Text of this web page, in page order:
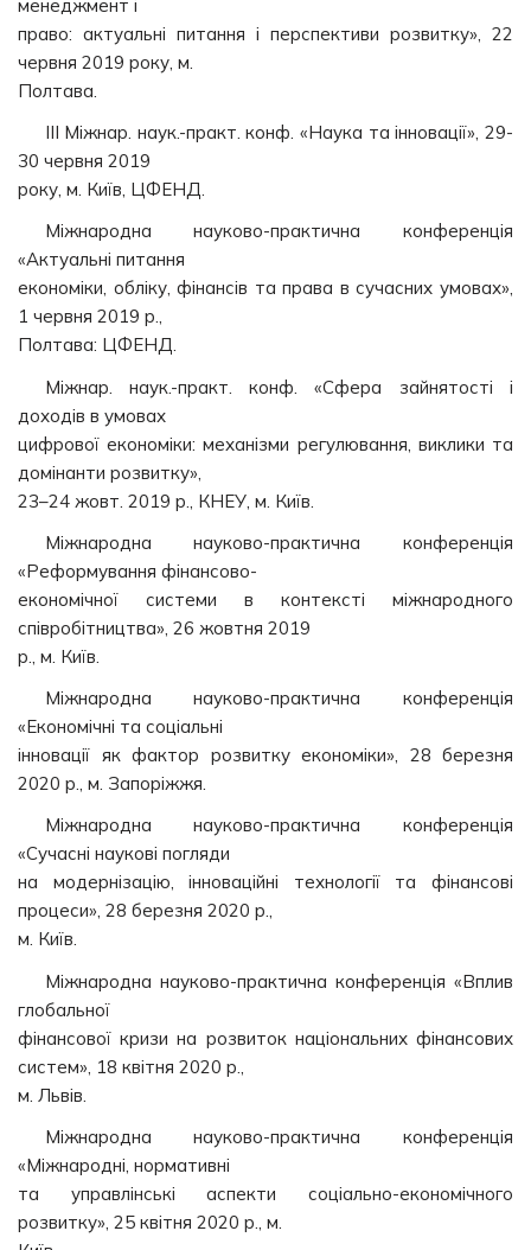
менеджмент і
право: актуальні питання і перспективи розвитку», 22
червня 2019 року, м.
Полтава.
ІІІ Міжнар. наук.-практ. конф. «Наука та інновації», 29-
30 червня 2019
року, м. Київ, ЦФЕНД.
Міжнародна науково-практична конференція
«Актуальні питання
економіки, обліку, фінансів та права в сучасних умовах»,
1 червня 2019 р.,
Полтава: ЦФЕНД.
Міжнар. наук.-практ. конф. «Сфера зайнятості і
доходів в умовах
цифрової економіки: механізми регулювання, виклики та
домінанти розвитку»,
23–24 жовт. 2019 р., КНЕУ, м. Київ.
Міжнародна науково-практична конференція
«Реформування фінансово-
економічної системи в контексті міжнародного
співробітництва», 26 жовтня 2019
р., м. Київ.
Міжнародна науково-практична конференція
«Економічні та соціальні
інновації як фактор розвитку економіки», 28 березня
2020 р., м. Запоріжжя.
Міжнародна науково-практична конференція
«Сучасні наукові погляди
на модернізацію, інноваційні технології та фінансові
процеси», 28 березня 2020 р.,
м. Київ.
Міжнародна науково-практична конференція «Вплив
глобальної
фінансової кризи на розвиток національних фінансових
систем», 18 квітня 2020 р.,
м. Львів.
Міжнародна науково-практична конференція
«Міжнародні, нормативні
та управлінські аспекти соціально-економічного
розвитку», 25 квітня 2020 р., м.